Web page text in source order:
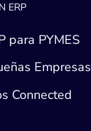
ERP
para PYMES
Empresas
Connected